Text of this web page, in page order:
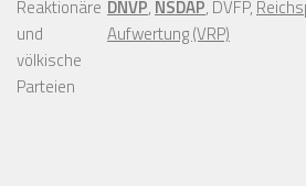
Reaktionäre
und
völkische
Parteien
DNVP, NSDAP, DVFP,
Aufwertung (VRP)